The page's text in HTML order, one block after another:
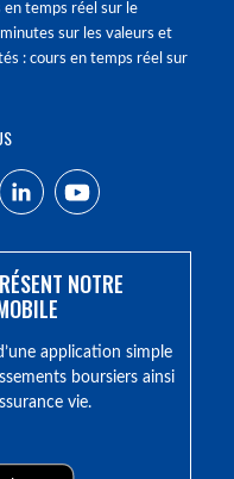
en temps réel sur le
sur les valeurs et
: cours en temps réel sur
NOTRE
application simple
boursiers ainsi
vie.